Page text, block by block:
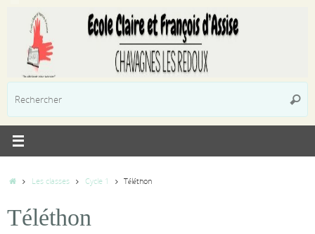
contenu
:
AccueilLes classes Cycle 1 Téléthon
Téléthon